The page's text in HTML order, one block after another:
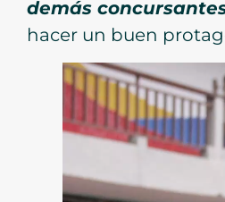
demás
hacer un buen